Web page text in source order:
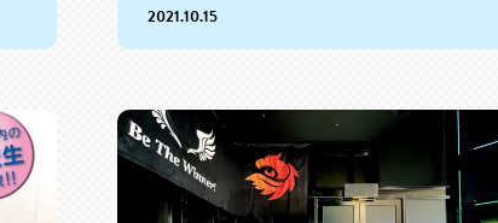
2021.10.15